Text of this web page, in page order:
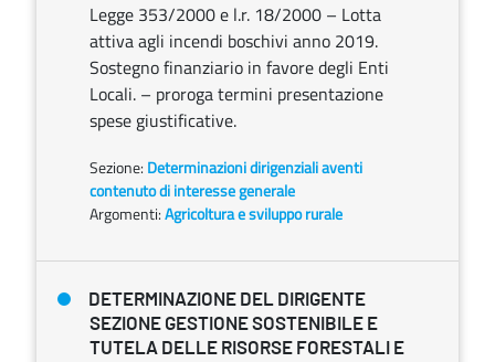
Legge 353/2000 e l.r. 18/2000 – Lotta
attiva agli incendi boschivi anno 2019.
Sostegno finanziario in favore degli Enti
Locali. – proroga termini presentazione
spese giustificative.
Sezione: Determinazioni dirigenziali aventi
contenuto di interesse generale
Argomenti:Agricoltura e sviluppo rurale
DETERMINAZIONE DEL DIRIGENTE
SEZIONE GESTIONE SOSTENIBILE E
TUTELA DELLE RISORSE FORESTALI E